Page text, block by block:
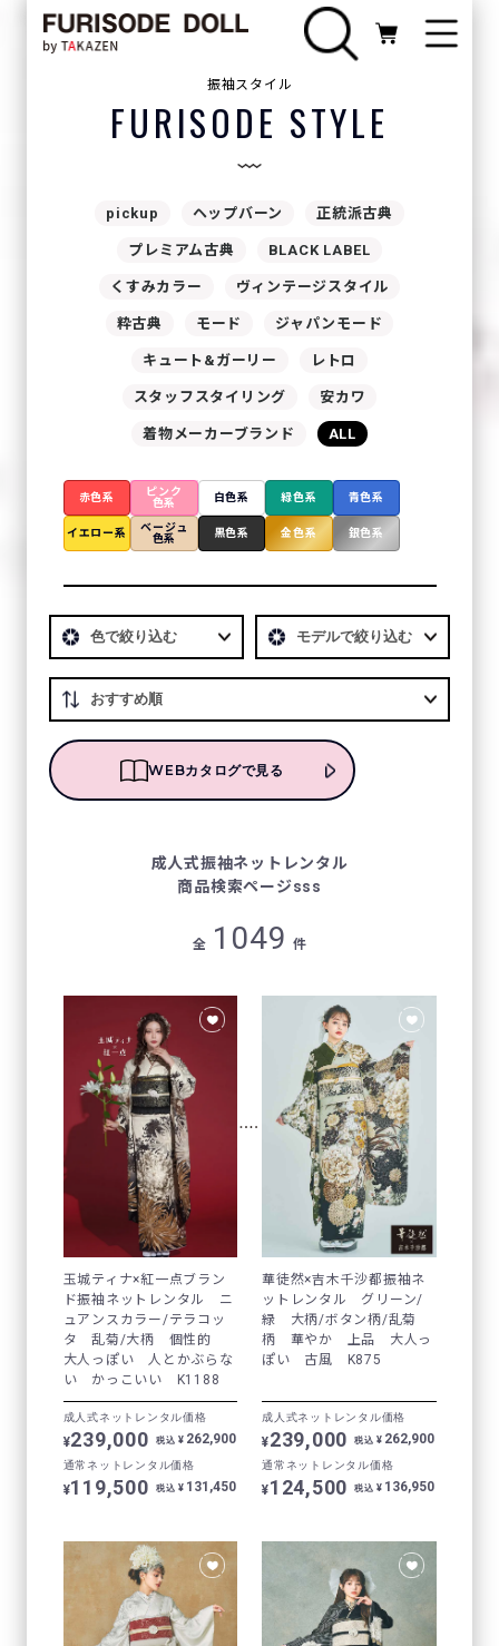
振袖スタイル
FURISODE STYLE
pickup ヘップバーン 正統派古典
プレミアム古典 BLACK LABEL
くすみカラー ヴィンテージスタイル
粋古典 モード ジャパンモード
キュート&ガーリー レトロ
スタッフスタイリング 安カワ
着物メーカーブランド ALL
赤色系
ピンク
色系
白色系 緑色系 青色系
イエロー系
ベージュ
色系
黒色系 金色系 銀色系
WEBカタログで見る
成⼈式振袖ネットレンタル
商品検索ページsss
全 1049 件
玉城ティナ×紅一点ブラン
ド振袖ネットレンタル ニ
ュアンスカラー/テラコッ
タ 乱菊/大柄 個性的
大人っぽい 人とかぶらな
い かっこいい K1188
成人式ネットレンタル価格
¥239,000 税込 ¥ 262,900
通常ネットレンタル価格
¥119,500 税込 ¥ 131,450
華徒然×吉木千沙都振袖ネ
ットレンタル グリーン/
緑 大柄/ボタン柄/乱菊
柄 華やか 上品 大人っ
ぽい 古風 K875
成人式ネットレンタル価格
¥239,000 税込 ¥ 262,900
通常ネットレンタル価格
¥124,500 税込 ¥ 136,950